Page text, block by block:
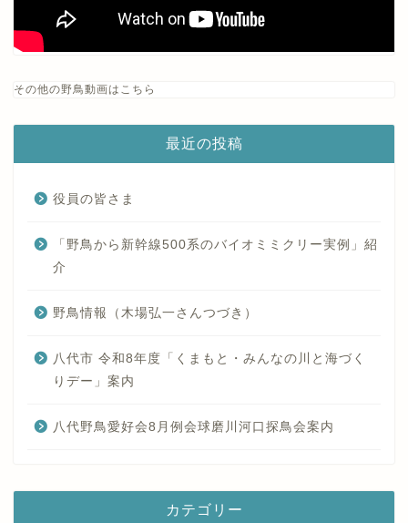
その他の野鳥動画はこちら
最近の投稿
役員の皆さま
「野鳥から新幹線500系のバイオミミクリー実例」紹
介
野鳥情報（木場弘一さんつづき）
八代市 令和8年度「くまもと・みんなの川と海づく
りデー」案内
八代野鳥愛好会8月例会球磨川河口探鳥会案内
カテゴリー